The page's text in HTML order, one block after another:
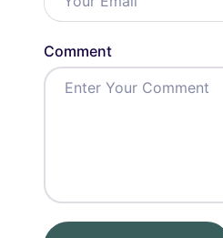
Comment